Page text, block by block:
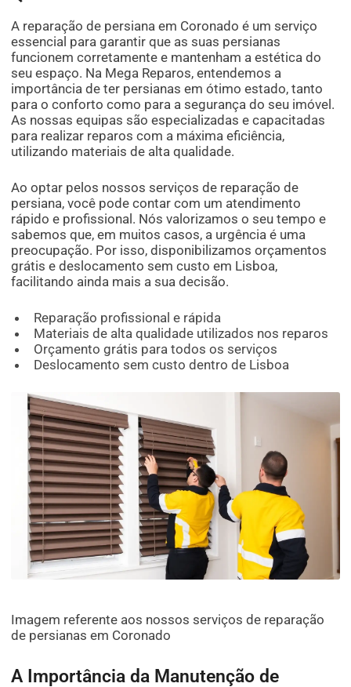
A reparação de persiana em Coronado é um serviço
essencial para garantir que as suas persianas
funcionem corretamente e mantenham a estética do
seu espaço. Na Mega Reparos, entendemos a
importância de ter persianas em ótimo estado, tanto
para o conforto como para a segurança do seu imóvel.
As nossas equipas são especializadas e capacitadas
para realizar reparos com a máxima eficiência,
utilizando materiais de alta qualidade.
Ao optar pelos nossos serviços de reparação de
persiana, você pode contar com um atendimento
rápido e profissional. Nós valorizamos o seu tempo e
sabemos que, em muitos casos, a urgência é uma
preocupação. Por isso, disponibilizamos orçamentos
grátis e deslocamento sem custo em Lisboa,
facilitando ainda mais a sua decisão.
Reparação profissional e rápida
Materiais de alta qualidade utilizados nos reparos
Orçamento grátis para todos os serviços
Deslocamento sem custo dentro de Lisboa
Imagem referente aos nossos serviços de reparação
de persianas em Coronado
A Importância da Manutenção de